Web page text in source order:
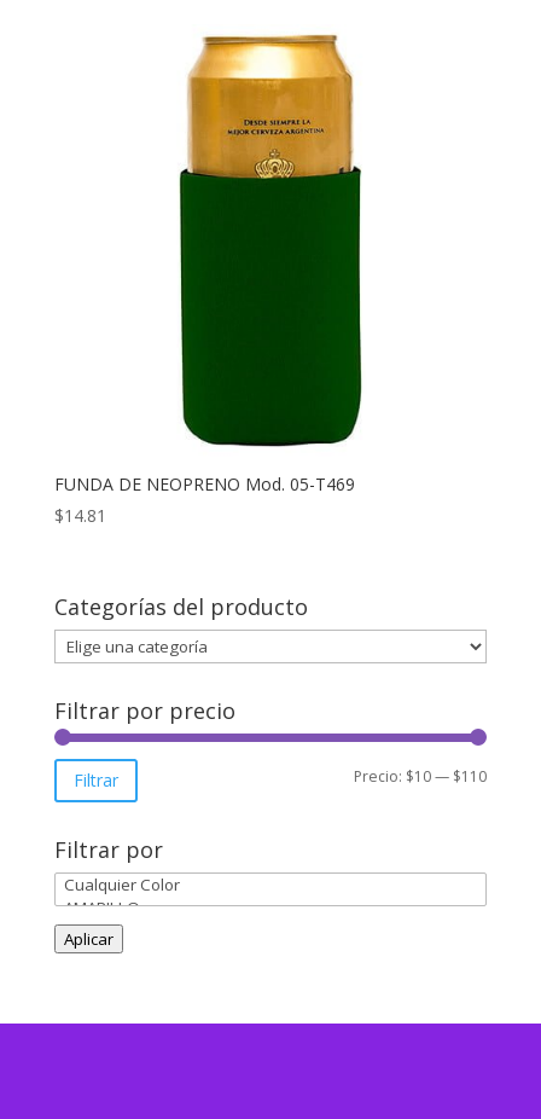
FUNDA DE NEOPRENO Mod. 05-T469
$14.81
Categorías del producto
Filtrar por precio
Precio
Precio
Filtrar Precio: $10— $110
Filtrar por
Aplicar